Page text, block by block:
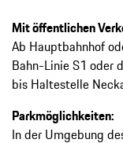
Mit öffentlichen
Ab Hauptbahnhof
Bahn-Linie S1 oder
bis Haltestelle
Parkmöglichkeiten:
In der Umgebung